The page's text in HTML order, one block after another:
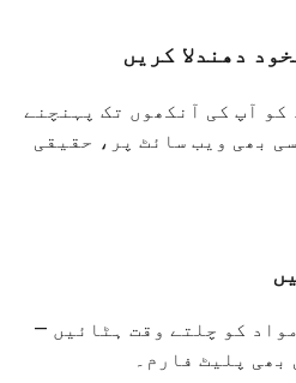
کریں
کی آنکھوں تک پہنچنے
ویب سائٹ پر، حقیقی
کو چلتے وقت ہٹائیں —